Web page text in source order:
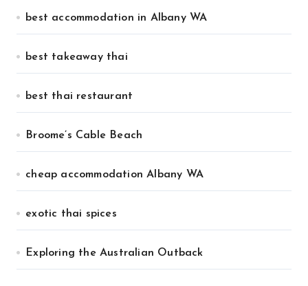
best accommodation in Albany WA
best takeaway thai
best thai restaurant
Broome’s Cable Beach
cheap accommodation Albany WA
exotic thai spices
Exploring the Australian Outback